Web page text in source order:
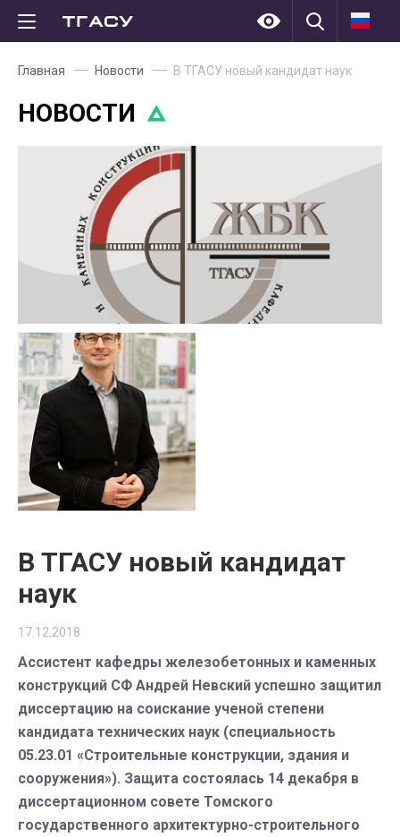
Главная Новости В ТГАСУ новый кандидат наук
НОВОСТИ
В ТГАСУ новый кандидат
наук
17.12.2018
Ассистент кафедры железобетонных и каменных
конструкций СФ Андрей Невский успешно защитил
диссертацию на соискание ученой степени
кандидата технических наук (специальность
05.23.01 «Строительные конструкции, здания и
сооружения»). Защита состоялась 14 декабря в
диссертационном совете Томского
государственного архитектурно-строительного